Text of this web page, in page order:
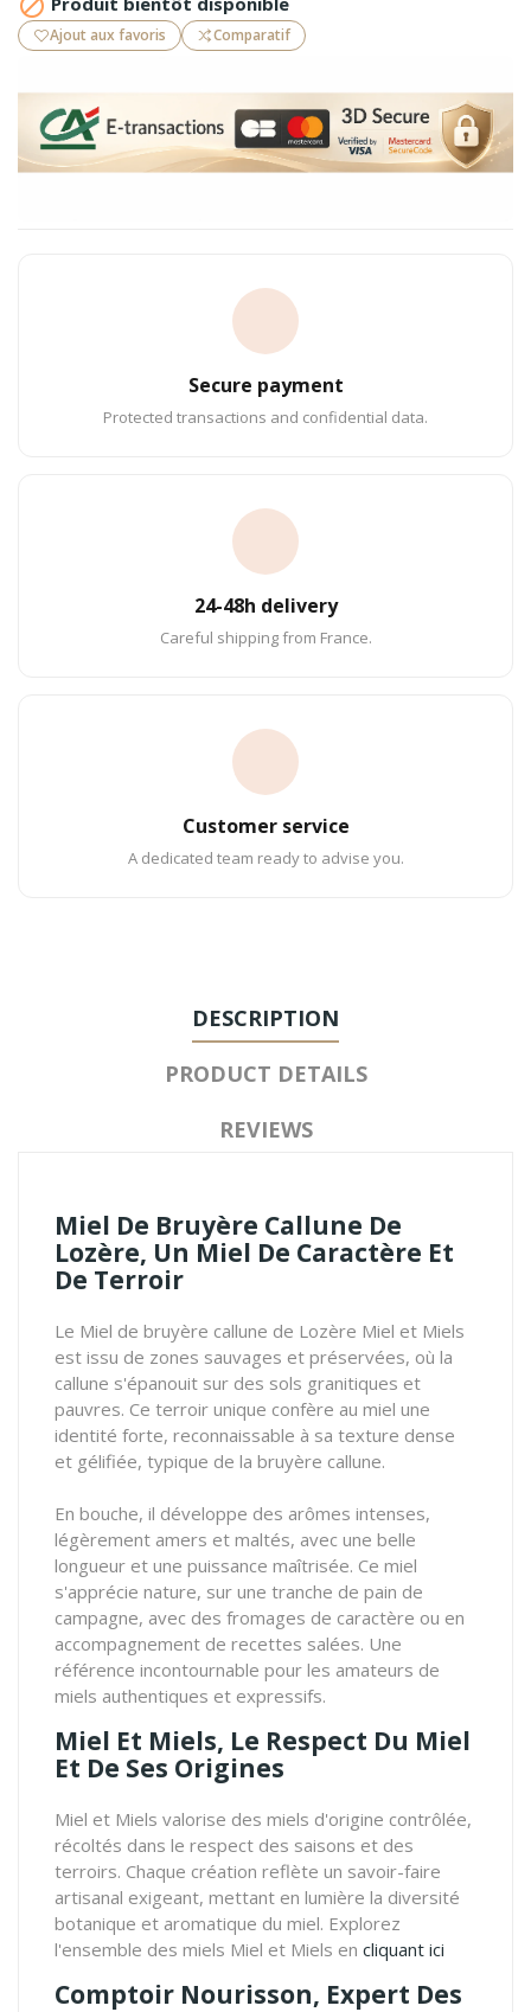
Ajout aux favoris Comparatif
Secure payment
Protected transactions and confidential data.
24-48h delivery
Careful shipping from France.
Customer service
A dedicated team ready to advise you.
DESCRIPTION
PRODUCT DETAILS
REVIEWS
Miel De Bruyère Callune De
Lozère, Un Miel De Caractère Et
De Terroir
Le Miel de bruyère callune de Lozère Miel et Miels
est issu de zones sauvages et préservées, où la
callune s'épanouit sur des sols granitiques et
pauvres. Ce terroir unique confère au miel une
identité forte, reconnaissable à sa texture dense
et gélifiée, typique de la bruyère callune.
En bouche, il développe des arômes intenses,
légèrement amers et maltés, avec une belle
longueur et une puissance maîtrisée. Ce miel
s'apprécie nature, sur une tranche de pain de
campagne, avec des fromages de caractère ou en
accompagnement de recettes salées. Une
référence incontournable pour les amateurs de
miels authentiques et expressifs.
Miel Et Miels, Le Respect Du Miel
Et De Ses Origines
Miel et Miels valorise des miels d'origine contrôlée,
récoltés dans le respect des saisons et des
terroirs. Chaque création reflète un savoir-faire
artisanal exigeant, mettant en lumière la diversité
botanique et aromatique du miel. Explorez
l'ensemble des miels Miel et Miels en cliquant ici
Comptoir Nourisson, Expert Des